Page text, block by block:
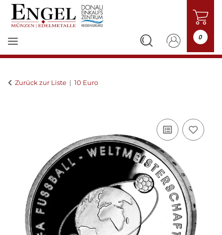
0
Zurück zur Liste 10 Euro